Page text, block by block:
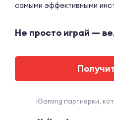
самыми эффективными
Не просто играй —
iGaming партнерки,